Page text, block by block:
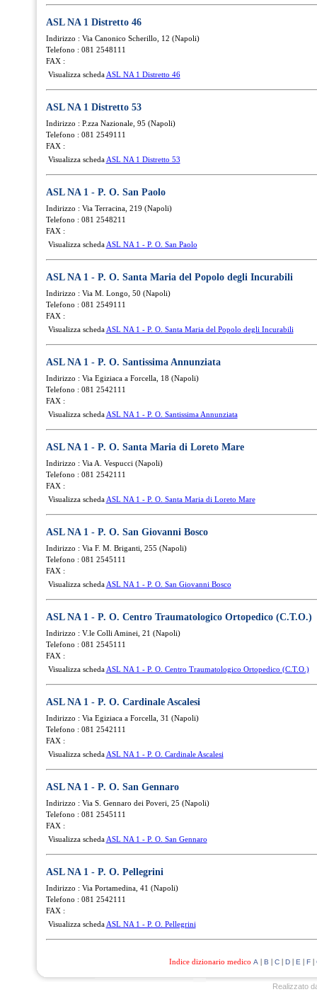
ASL NA 1 Distretto 46
Indirizzo : Via Canonico Scherillo, 12 (Napoli)
Telefono : 081 2548111
FAX :
Visualizza scheda ASL NA 1 Distretto 46
ASL NA 1 Distretto 53
Indirizzo : P.zza Nazionale, 95 (Napoli)
Telefono : 081 2549111
FAX :
Visualizza scheda ASL NA 1 Distretto 53
ASL NA 1 - P. O. San Paolo
Indirizzo : Via Terracina, 219 (Napoli)
Telefono : 081 2548211
FAX :
Visualizza scheda ASL NA 1 - P. O. San Paolo
ASL NA 1 - P. O. Santa Maria del Popolo degli Incurabili
Indirizzo : Via M. Longo, 50 (Napoli)
Telefono : 081 2549111
FAX :
Visualizza scheda ASL NA 1 - P. O. Santa Maria del Popolo degli Incurabili
ASL NA 1 - P. O. Santissima Annunziata
Indirizzo : Via Egiziaca a Forcella, 18 (Napoli)
Telefono : 081 2542111
FAX :
Visualizza scheda ASL NA 1 - P. O. Santissima Annunziata
ASL NA 1 - P. O. Santa Maria di Loreto Mare
Indirizzo : Via A. Vespucci (Napoli)
Telefono : 081 2542111
FAX :
Visualizza scheda ASL NA 1 - P. O. Santa Maria di Loreto Mare
ASL NA 1 - P. O. San Giovanni Bosco
Indirizzo : Via F. M. Briganti, 255 (Napoli)
Telefono : 081 2545111
FAX :
Visualizza scheda ASL NA 1 - P. O. San Giovanni Bosco
ASL NA 1 - P. O. Centro Traumatologico Ortopedico (C.T.O.)
Indirizzo : V.le Colli Aminei, 21 (Napoli)
Telefono : 081 2545111
FAX :
Visualizza scheda ASL NA 1 - P. O. Centro Traumatologico Ortopedico (C.T.O.)
ASL NA 1 - P. O. Cardinale Ascalesi
Indirizzo : Via Egiziaca a Forcella, 31 (Napoli)
Telefono : 081 2542111
FAX :
Visualizza scheda ASL NA 1 - P. O. Cardinale Ascalesi
ASL NA 1 - P. O. San Gennaro
Indirizzo : Via S. Gennaro dei Poveri, 25 (Napoli)
Telefono : 081 2545111
FAX :
Visualizza scheda ASL NA 1 - P. O. San Gennaro
ASL NA 1 - P. O. Pellegrini
Indirizzo : Via Portamedina, 41 (Napoli)
Telefono : 081 2542111
FAX :
Visualizza scheda ASL NA 1 - P. O. Pellegrini
Indice dizionario medico A | B | C| D| E | F|
Realizzato